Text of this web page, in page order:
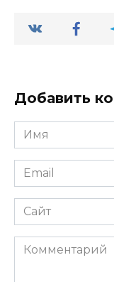
Добавить
Имя
*
Email
*
Сайт
Комментарий